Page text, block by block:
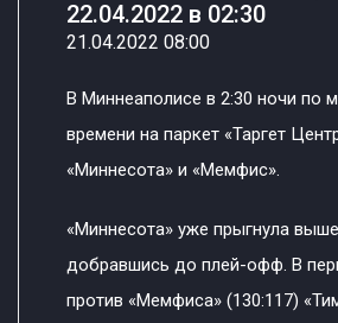
22.04.2022 в 02:30
21.04.2022 08:00
В Миннеаполисе в 2:30 ночи по
времени на паркет «Таргет
«Миннесота» и «Мемфис».
«Миннесота» уже прыгнула
добравшись до плей-офф. В
против «Мемфиса» (130:117)